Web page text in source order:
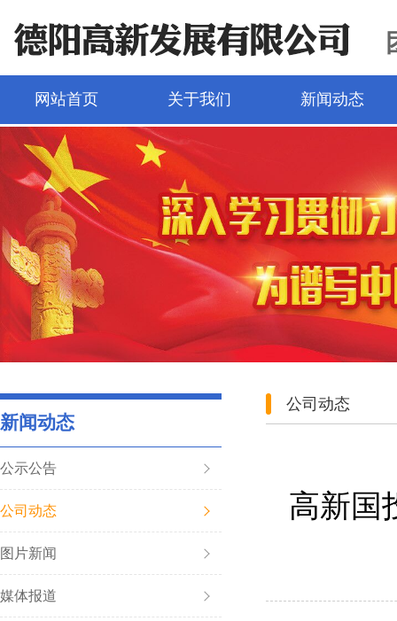
网站首页 关于我们 新闻动态
新闻动态
公示公告
公司动态
图片新闻
媒体报道
公司动态
高新国